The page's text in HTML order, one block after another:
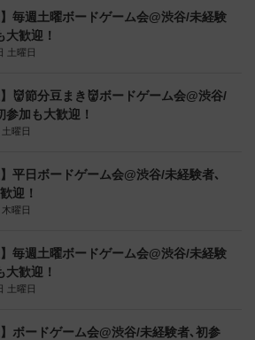
】毎週土曜ボードゲーム会@渋谷/未経験
大歓迎！
土曜日
】👹節分豆まき👹ボードゲーム会@渋谷/
参加も大歓迎！
曜日
】平日ボードゲーム会@渋谷/未経験者､
迎！
曜日
】毎週土曜ボードゲーム会@渋谷/未経験
大歓迎！
土曜日
】ボードゲーム会@渋谷/未経験者､初参